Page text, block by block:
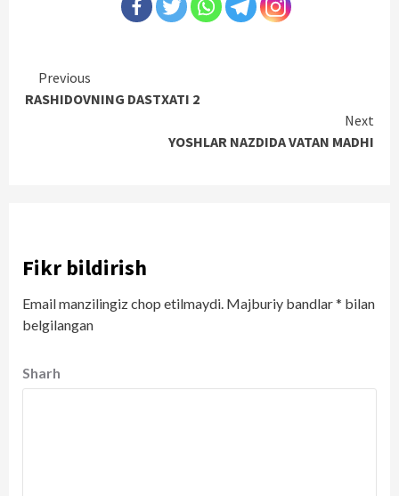
Continue
Reading
Previous
RASHIDOVNING DASTXATI 2
Next
YOSHLAR NAZDIDA VATAN MADHI
Fikr bildirish
Email manzilingiz chop etilmaydi. Majburiy bandlar* bilan
belgilangan
Sharh